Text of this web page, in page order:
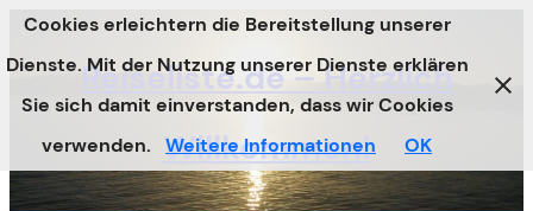
Zum
Inhalt
springen
Reiseliste.de – Herzlich
Willkommen!
Cookies erleichtern die Bereitstellung unserer
Dienste. Mit der Nutzung unserer Dienste erklären
Sie sich damit einverstanden, dass wir Cookies
verwenden.
Weitere Informationen OK